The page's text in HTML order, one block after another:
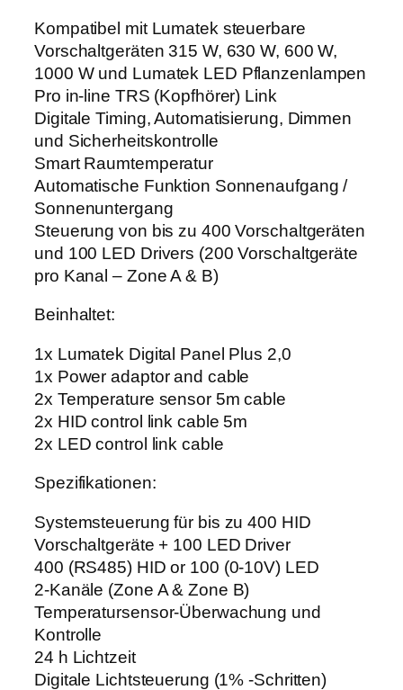
H
I
D
+
L
E
D
)
M
e
n
g
Kompatibel mit Lumatek steuerbare
Vorschaltgeräten 315 W, 630 W, 600 W,
1000 W und Lumatek LED Pflanzenlampen
Pro in-line TRS (Kopfhörer) Link
Digitale Timing, Automatisierung, Dimmen
und Sicherheitskontrolle
Smart Raumtemperatur
Automatische Funktion Sonnenaufgang /
Sonnenuntergang
Steuerung von bis zu 400 Vorschaltgeräten
und 100 LED Drivers (200 Vorschaltgeräte
pro Kanal – Zone A & B)
Beinhaltet:
1x Lumatek Digital Panel Plus 2,0
1x Power adaptor and cable
2x Temperature sensor 5m cable
2x HID control link cable 5m
2x LED control link cable
Spezifikationen:
Systemsteuerung für bis zu 400 HID
Vorschaltgeräte + 100 LED Driver
400 (RS485) HID or 100 (0-10V) LED
2-Kanäle (Zone A & Zone B)
Temperatursensor-Überwachung und
Kontrolle
24 h Lichtzeit
Digitale Lichtsteuerung (1% -Schritten)